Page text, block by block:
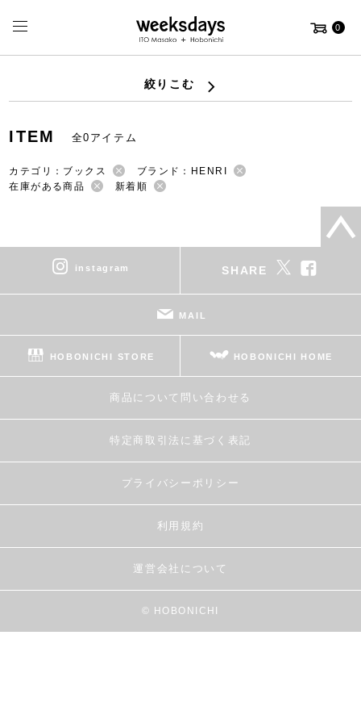
0
絞りこむ
ITEM 全0アイテム
カテゴリ：ブックス
ブランド：HENRI
在庫がある商品
新着順
instagram SHARE
MAIL
HOBONICHI STORE HOBONICHI HOME
商品について問い合わせる
特定商取引法に基づく表記
プライバシーポリシー
利用規約
運営会社について
© HOBONICHI